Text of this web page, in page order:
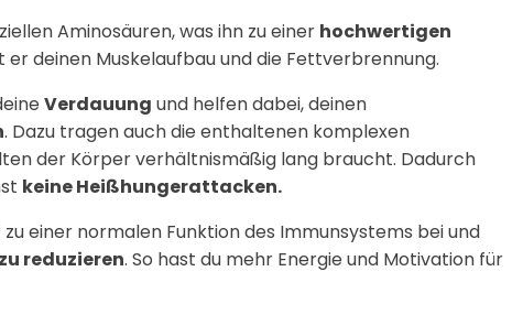
Aminosäuren, was ihn zu einer hochwertigen
deinen Muskelaufbau und die Fettverbrennung.
Verdauung und helfen dabei, deinen
. Dazu tragen auch die enthaltenen komplexen
der Körper verhältnismäßig lang braucht. Dadurch
keine Heißhungerattacken.
einer normalen Funktion des Immunsystems bei und
reduzieren. So hast du mehr Energie und Motivation für